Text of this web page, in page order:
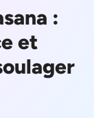
:
et